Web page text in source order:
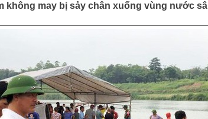
không may bị sảy chân xuống vùng nước